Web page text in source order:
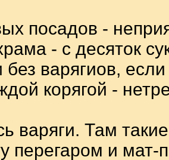
посадов -
- с десяток
варягиов, если
корягой -
варяги. Там
перегаром и мат-